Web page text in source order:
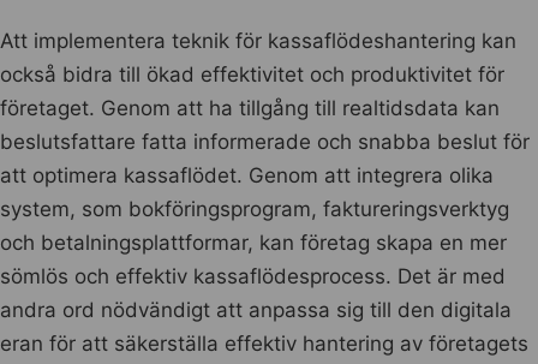
Att implementera teknik för kassaflödeshantering kan
också bidra till ökad effektivitet och produktivitet för
företaget. Genom att ha tillgång till realtidsdata kan
beslutsfattare fatta informerade och snabba beslut för
att optimera kassaflödet. Genom att integrera olika
system, som bokföringsprogram, faktureringsverktyg
och betalningsplattformar, kan företag skapa en mer
sömlös och effektiv kassaflödesprocess. Det är med
andra ord nödvändigt att anpassa sig till den digitala
eran för att säkerställa effektiv hantering av företagets